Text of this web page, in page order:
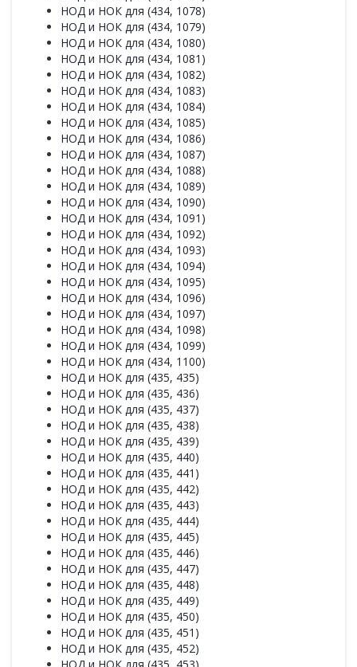
НОД и НОК для (434, 1078)
НОД и НОК для (434, 1079)
НОД и НОК для (434, 1080)
НОД и НОК для (434, 1081)
НОД и НОК для (434, 1082)
НОД и НОК для (434, 1083)
НОД и НОК для (434, 1084)
НОД и НОК для (434, 1085)
НОД и НОК для (434, 1086)
НОД и НОК для (434, 1087)
НОД и НОК для (434, 1088)
НОД и НОК для (434, 1089)
НОД и НОК для (434, 1090)
НОД и НОК для (434, 1091)
НОД и НОК для (434, 1092)
НОД и НОК для (434, 1093)
НОД и НОК для (434, 1094)
НОД и НОК для (434, 1095)
НОД и НОК для (434, 1096)
НОД и НОК для (434, 1097)
НОД и НОК для (434, 1098)
НОД и НОК для (434, 1099)
НОД и НОК для (434, 1100)
НОД и НОК для (435, 435)
НОД и НОК для (435, 436)
НОД и НОК для (435, 437)
НОД и НОК для (435, 438)
НОД и НОК для (435, 439)
НОД и НОК для (435, 440)
НОД и НОК для (435, 441)
НОД и НОК для (435, 442)
НОД и НОК для (435, 443)
НОД и НОК для (435, 444)
НОД и НОК для (435, 445)
НОД и НОК для (435, 446)
НОД и НОК для (435, 447)
НОД и НОК для (435, 448)
НОД и НОК для (435, 449)
НОД и НОК для (435, 450)
НОД и НОК для (435, 451)
НОД и НОК для (435, 452)